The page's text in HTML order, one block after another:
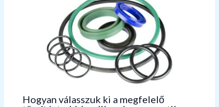
Hogyan válasszuk ki a megfelelő